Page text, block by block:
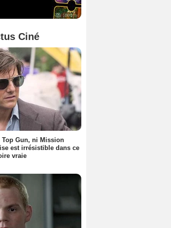
Ciné
Gun, ni Mission
est irrésistible dans ce
vraie